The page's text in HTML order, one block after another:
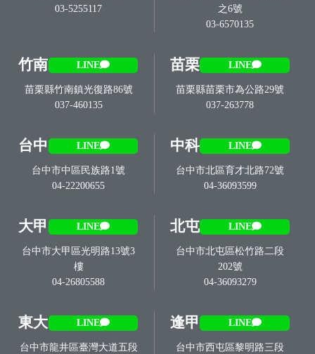
03-5255117
之6號
03-6570135
竹南 LINE
苗栗縣竹南鎮光復路86號
037-460135
苗栗 LINE
苗栗縣苗栗市為公路29號
037-263778
台中 LINE
台中市中區民族路1號
04-22200655
中科 LINE
台中市北區育才北路72號
04-36093599
大甲 LINE
台中市大甲區光明路13號3
樓
04-26805588
北屯 LINE
台中市北屯區松竹路二段
202號
04-36093279
東大 LINE
台中市龍井區臺灣大道五段
逢甲 LINE
台中市西屯區黎明路三段